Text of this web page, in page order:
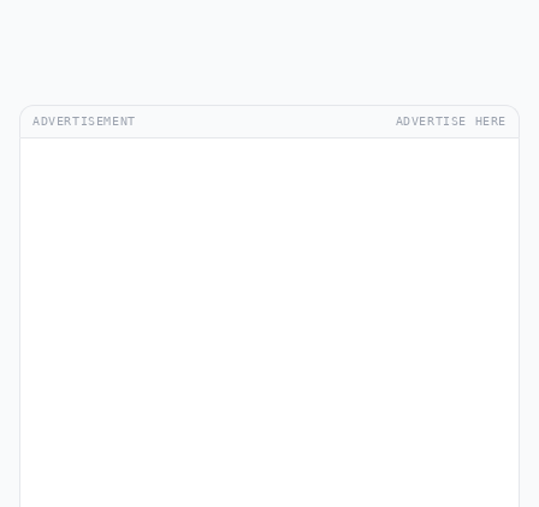
ADVERTISEMENT ADVERTISE HERE